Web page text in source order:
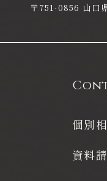
〒751-0856 山口
個別
資料